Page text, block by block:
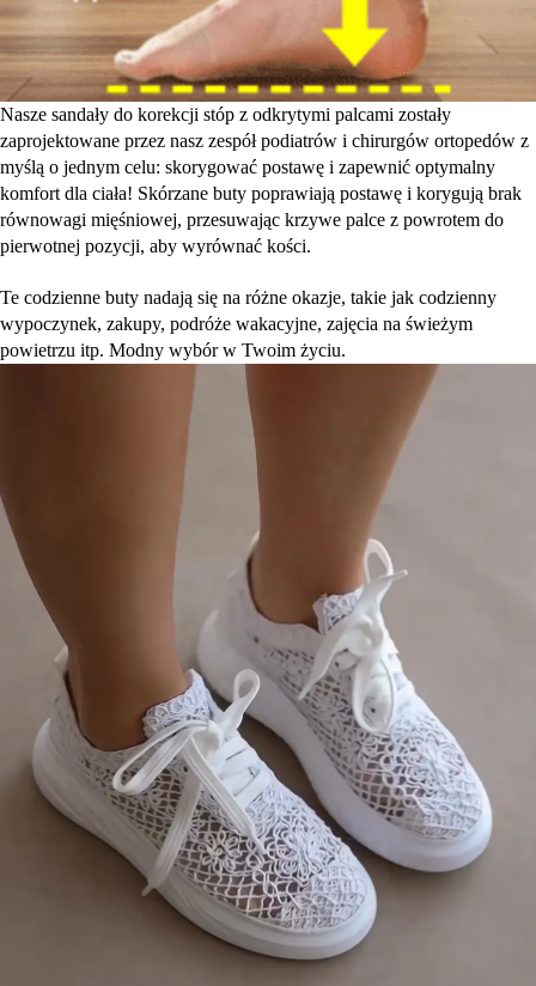
Nasze sandały do korekcji stóp z odkrytymi palcami zostały
zaprojektowane przez nasz zespół podiatrów i chirurgów ortopedów z
myślą o jednym celu: skorygować postawę i zapewnić optymalny
komfort dla ciała! Skórzane buty poprawiają postawę i korygują brak
równowagi mięśniowej, przesuwając krzywe palce z powrotem do
pierwotnej pozycji, aby wyrównać kości.
Te codzienne buty nadają się na różne okazje, takie jak codzienny
wypoczynek, zakupy, podróże wakacyjne, zajęcia na świeżym
powietrzu itp. Modny wybór w Twoim życiu.